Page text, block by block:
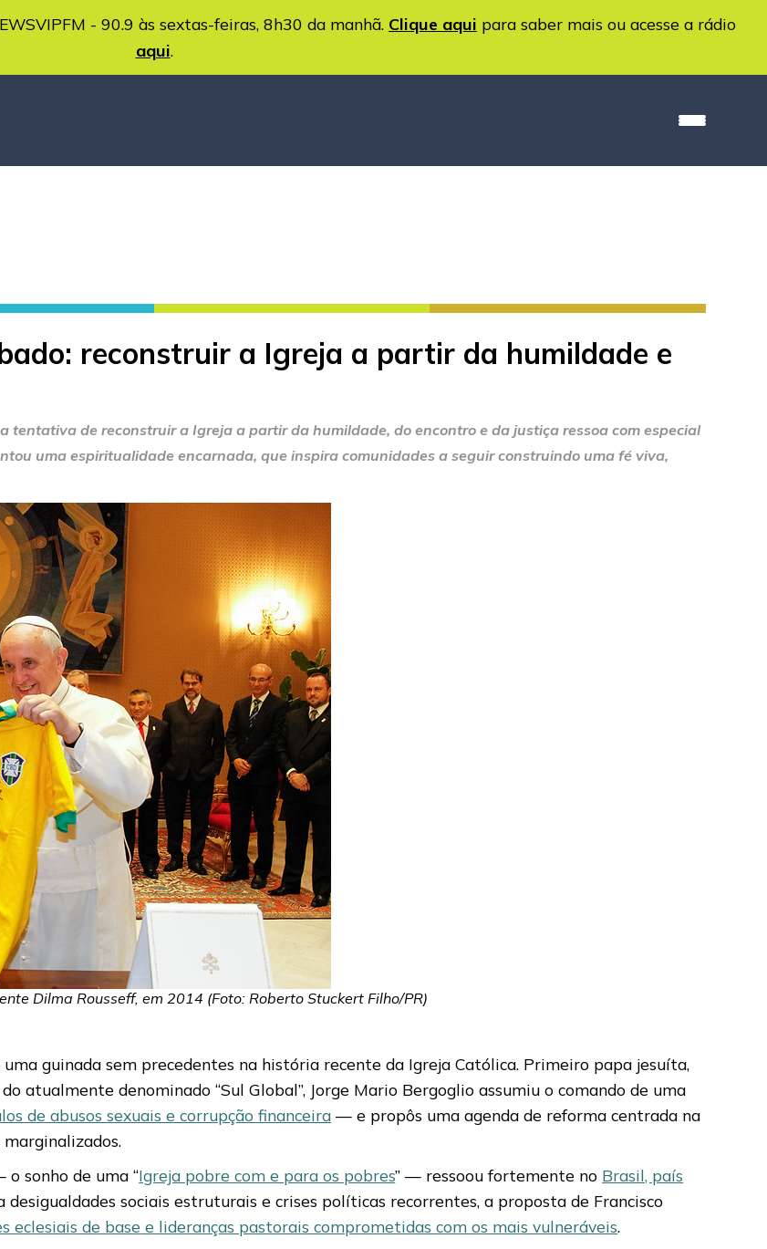
- 90.9 às sextas-feiras, 8h30 da manhã. Clique aqui para saber mais ou acesse a rádio
aqui.
reconstruir a Igreja a partir da humildade e
tentativa de reconstruir a Igreja a partir da humildade, do encontro e da justiça ressoa com especial
uma espiritualidade encarnada, que inspira comunidades a seguir construindo uma fé viva,
Dilma Rousseff, em 2014 (Foto: Roberto Stuckert Filho/PR)
guinada sem precedentes na história recente da Igreja Católica. Primeiro papa jesuíta,
atualmente denominado “Sul Global”, Jorge Mario Bergoglio assumiu o comando de uma
de abusos sexuais e corrupção financeira — e propôs uma agenda de reforma centrada na
sonho de uma “Igreja pobre com e para os pobres” — ressoou fortemente no Brasil, país
desigualdades sociais estruturais e crises políticas recorrentes, a proposta de Francisco
eclesiais de base e lideranças pastorais comprometidas com os mais vulneráveis.